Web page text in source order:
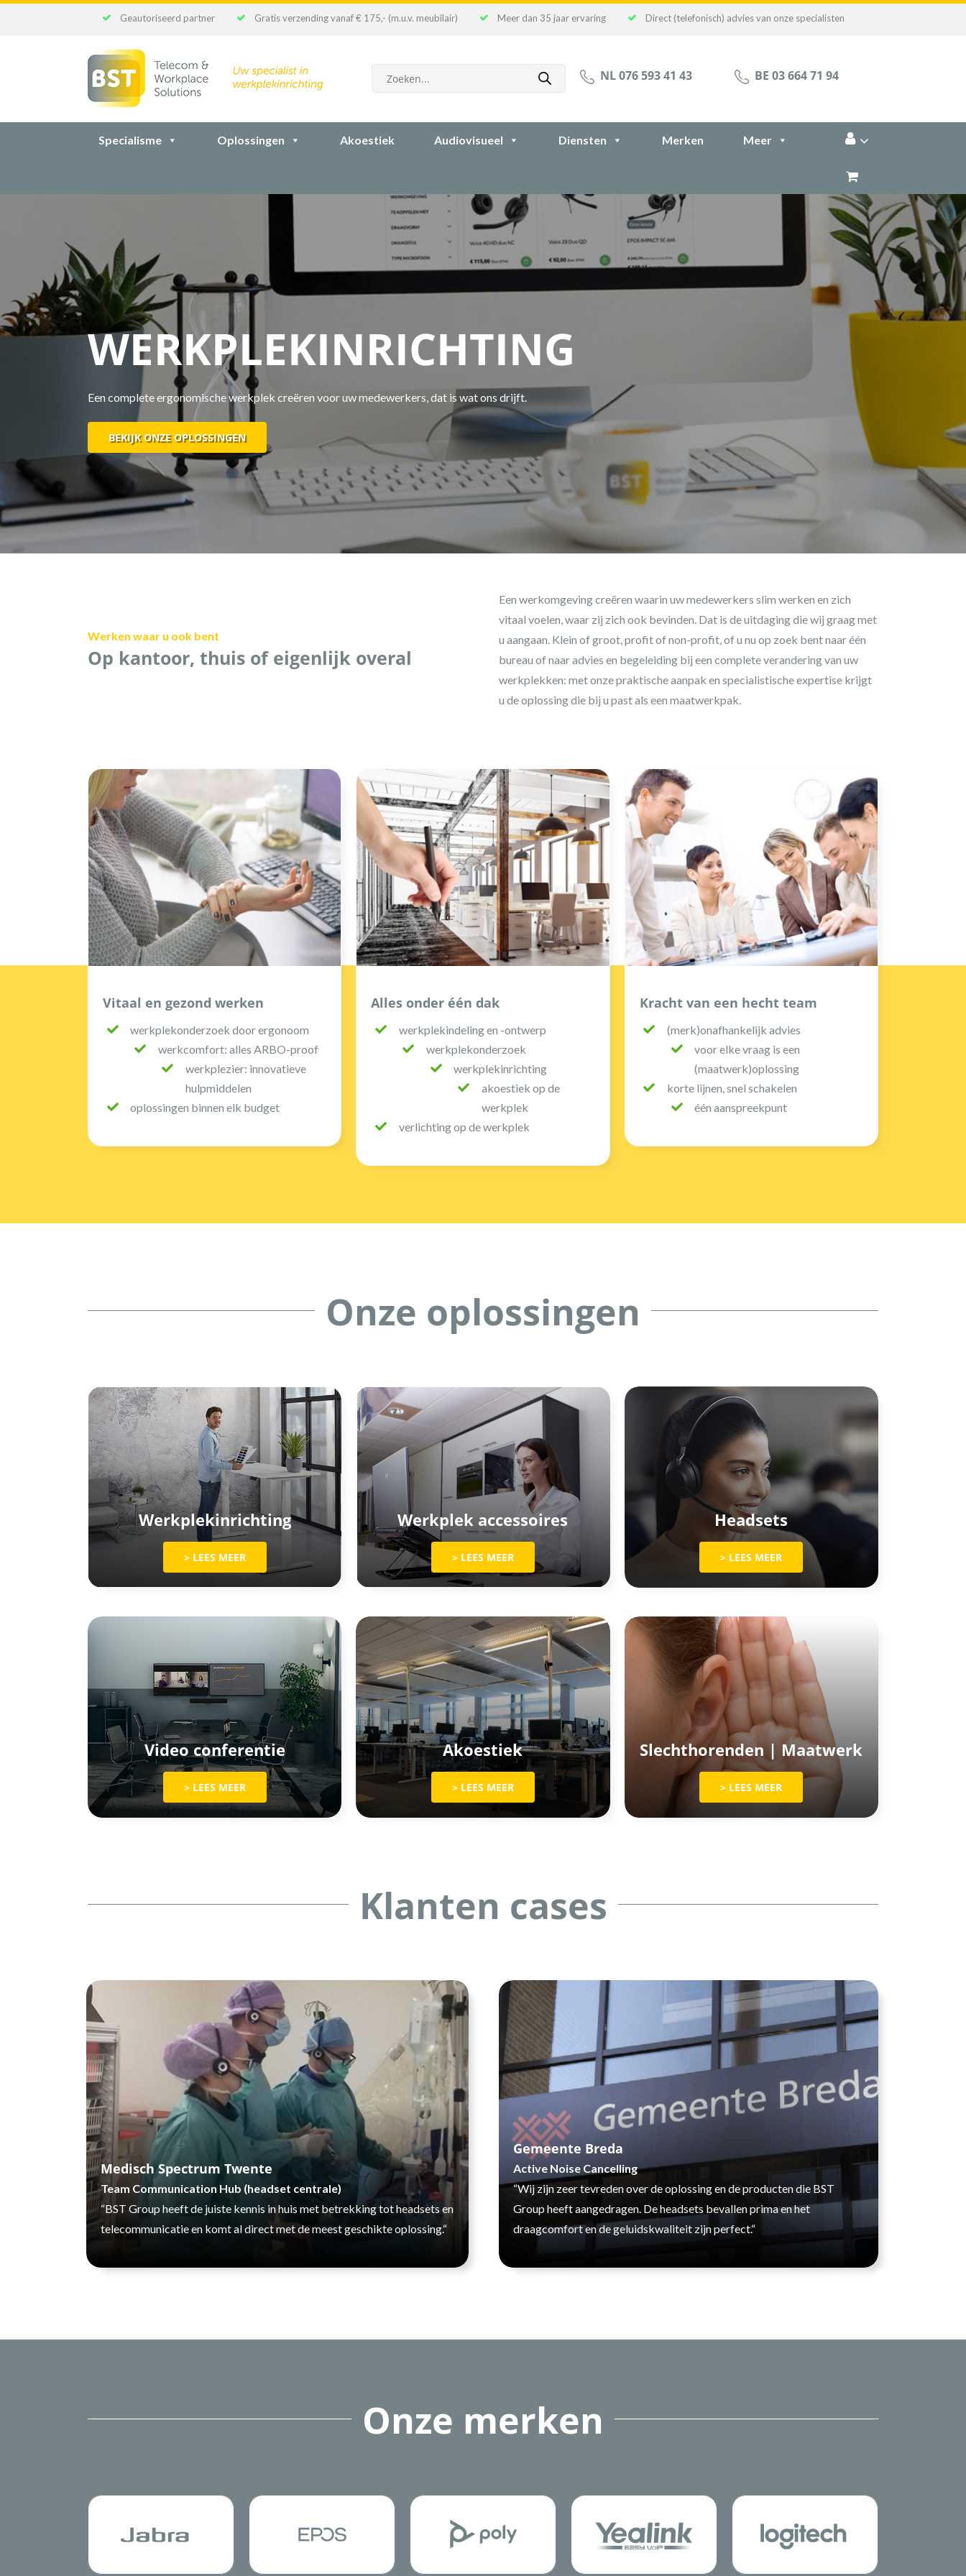
Geautoriseerd partner Gratis verzending vanaf € 175,- (m.u.v. meubilair) Meer dan 35 jaar ervaring Direct (telefonisch) advies van onze specialisten
zoeken NL 076 593 41 43 BE 03 664 71 94
Specialisme Oplossingen Akoestiek Audiovisueel Diensten Merken Meer
WERKPLEKINRICHTING
Een complete ergonomische werkplek creëren voor uw medewerkers, dat is wat ons drijft.
BEKIJK ONZE OPLOSSINGEN
Werken waar u ook bent
Op kantoor, thuis of eigenlijk overal
Een werkomgeving creëren waarin uw medewerkers slim werken en zich
vitaal voelen, waar zij zich ook bevinden. Dat is de uitdaging die wij graag met
u aangaan. Klein of groot, profit of non-profit, of u nu op zoek bent naar één
bureau of naar advies en begeleiding bij een complete verandering van uw
werkplekken: met onze praktische aanpak en specialistische expertise krijgt
u de oplossing die bij u past als een maatwerkpak.
Vitaal en gezond werken
werkplekonderzoek door ergonoom
werkcomfort: alles ARBO-proof
werkplezier: innovatieve
hulpmiddelen
oplossingen binnen elk budget
Alles onder één dak
werkplekindeling en -ontwerp
werkplekonderzoek
werkplekinrichting
akoestiek op de
werkplek
verlichting op de werkplek
Kracht van een hecht team
(merk)onafhankelijk advies
voor elke vraag is een
(maatwerk)oplossing
korte lijnen, snel schakelen
één aanspreekpunt
Onze oplossingen
Werkplekinrichting
> LEES MEER
Werkplek accessoires
> LEES MEER
Headsets
> LEES MEER
Video conferentie
> LEES MEER
Akoestiek
> LEES MEER
Slechthorenden | Maatwerk
> LEES MEER
Klanten cases
Medisch Spectrum Twente
Team Communication Hub (headset centrale)
“BST Group heeft de juiste kennis in huis met betrekking tot headsets en
telecommunicatie en komt al direct met de meest geschikte oplossing.“
Gemeente Breda
Active Noise Cancelling
“Wij zijn zeer tevreden over de oplossing en de producten die BST
Group heeft aangedragen. De headsets bevallen prima en het
draagcomfort en de geluidskwaliteit zijn perfect.“
Onze merken